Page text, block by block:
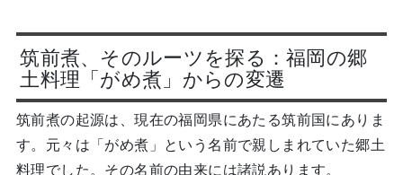
筑前煮、そのルーツを探る：福岡の郷
土料理「がめ煮」からの変遷
筑前煮の起源は、現在の福岡県にあたる筑前国にありま
す。元々は「がめ煮」という名前で親しまれていた郷土
料理でした。その名前の由来には諸説あります。